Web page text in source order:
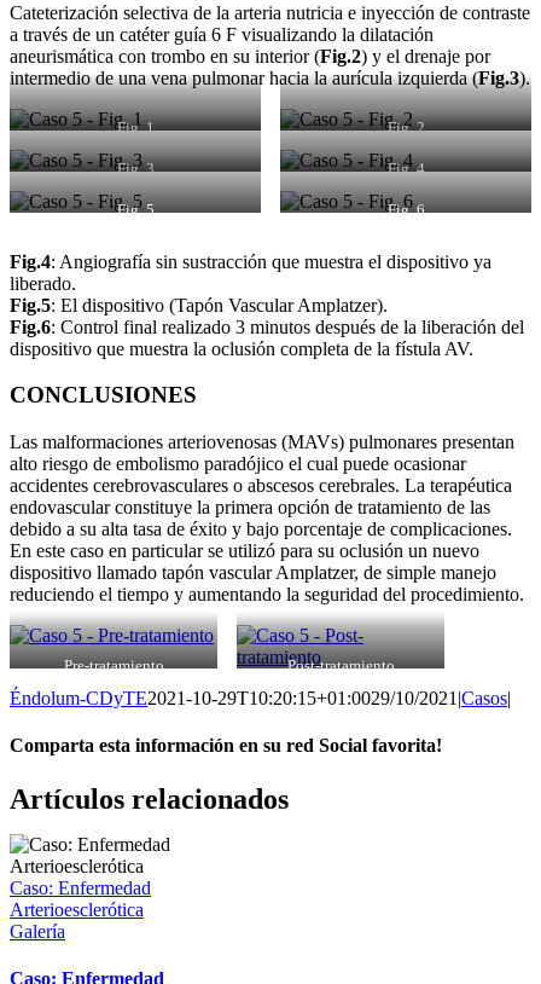
Cateterización selectiva de la arteria nutricia e inyección de contraste
a través de un catéter guía 6 F visualizando la dilatación
aneurismática con trombo en su interior (Fig.2) y el drenaje por
intermedio de una vena pulmonar hacia la aurícula izquierda (Fig.3).
Fig. 1 Fig. 2
Fig. 3 Fig. 4
Fig. 5 Fig. 6
Fig.4: Angiografía sin sustracción que muestra el dispositivo ya
liberado.
Fig.5: El dispositivo (Tapón Vascular Amplatzer).
Fig.6: Control final realizado 3 minutos después de la liberación del
dispositivo que muestra la oclusión completa de la fístula AV.
CONCLUSIONES
Las malformaciones arteriovenosas (MAVs) pulmonares presentan
alto riesgo de embolismo paradójico el cual puede ocasionar
accidentes cerebrovasculares o abscesos cerebrales. La terapéutica
endovascular constituye la primera opción de tratamiento de las
debido a su alta tasa de éxito y bajo porcentaje de complicaciones.
En este caso en particular se utilizó para su oclusión un nuevo
dispositivo llamado tapón vascular Amplatzer, de simple manejo
reduciendo el tiempo y aumentando la seguridad del procedimiento.
Pre-tratamiento Post-tratamiento
Éndolum-CDyTE2021-10-29T10:20:15+01:0029/10/2021 |Casos|
Comparta esta información en su red Social favorita!
Facebook
X
Bluesky
Reddit
LinkedIn
WhatsApp
Telegram
Tumblr
Pinterest
Xing
Correo
electrónico
Artículos relacionados
Caso: Enfermedad
Arterioesclerótica
Galería
Caso: Enfermedad